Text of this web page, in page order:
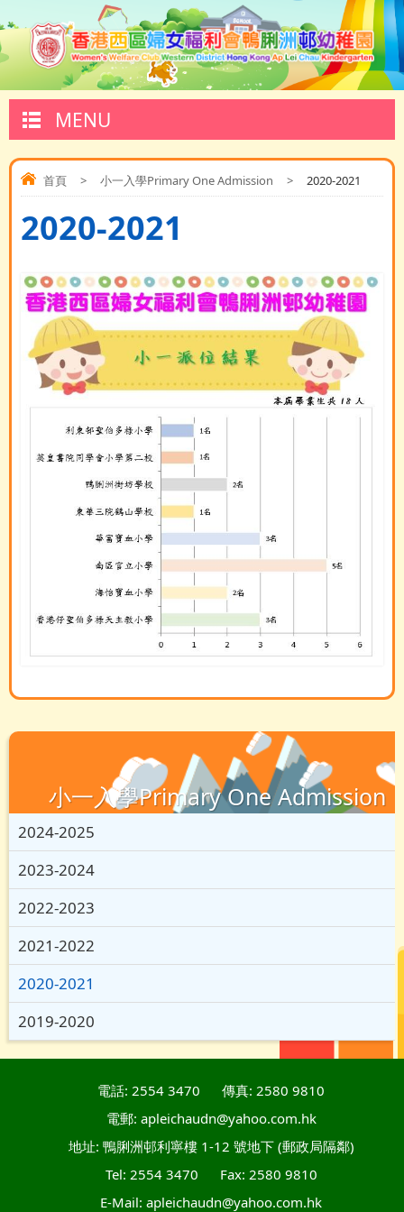
MENU
首頁 > 小一入學Primary One Admission > 2020-2021
2020-2021
小一入學Primary One Admission
2024-2025
2023-2024
2022-2023
2021-2022
2020-2021
2019-2020
電話: 2554 3470
傳真: 2580 9810
電郵: apleichaudn@yahoo.com.hk
地址: 鴨脷洲邨利寧樓 1-12 號地下 (郵政局隔鄰)
Tel: 2554 3470
Fax: 2580 9810
E-Mail: apleichaudn@yahoo.com.hk